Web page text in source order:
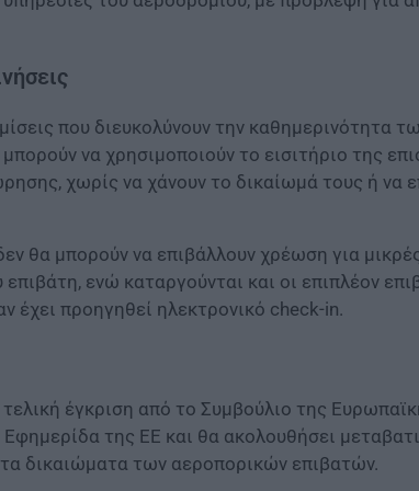
που διευκολύνουν την καθημερινότητα
να χρησιμοποιούν το εισιτήριο της
χωρίς να χάνουν το δικαίωμά τους ή να
θα μπορούν να επιβάλλουν χρέωση για
ενώ καταργούνται και οι επιπλέον
έχει προηγηθεί ηλεκτρονικό check-in.
έγκριση από το Συμβούλιο της
της ΕΕ και θα ακολουθήσει
δικαιώματα των αεροπορικών επιβατών.